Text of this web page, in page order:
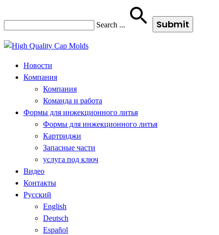
Search ...
Новости
Компания
Компания
Команда и работа
Формы для инжекционного литья
Формы для инжекционного литья
Картриджи
Запасные части
услуга под ключ
Видео
Контакты
Русский
English
Deutsch
Español